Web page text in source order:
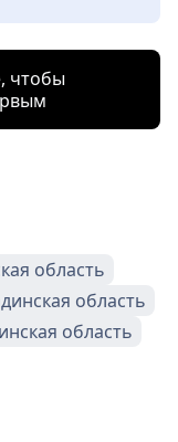
чтобы
область
область
область